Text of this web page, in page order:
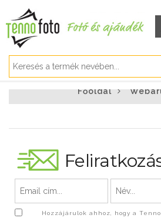
Főoldal
Hozzájárulok ahhoz, hogy a